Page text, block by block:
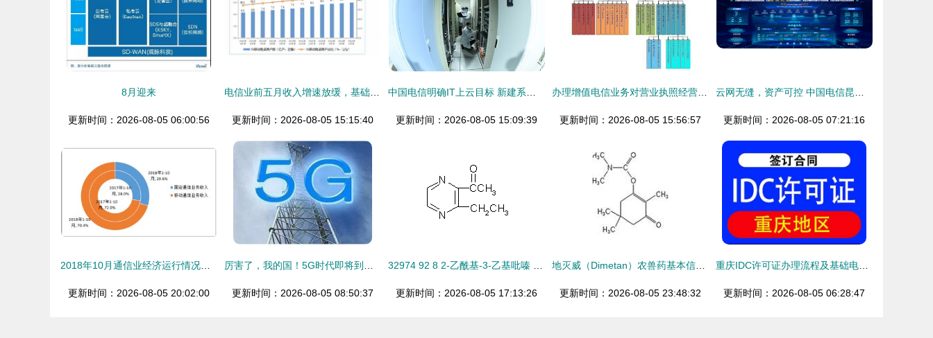
8月迎来
更新时间：2026-08-05 06:00:56 更新时间：2026-08-05 15:15:40 更新时间：2026-08-05 15:09:39 更新时间：2026-08-05 15:56:57 更新时间：2026-08-05 07:21:16
更新时间：2026-08-05 20:02:00 更新时间：2026-08-05 08:50:37 更新时间：2026-08-05 17:13:26 更新时间：2026-08-05 23:48:32 更新时间：2026-08-05 06:28:47